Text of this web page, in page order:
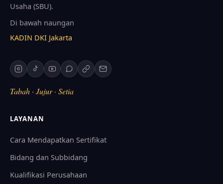
Usaha (SBU).
Di bawah naungan
KADIN DKI Jakarta
Tabah · Jujur · Setia
LAYANAN
Cara Mendapatkan Sertifikat
Bidang dan Subbidang
Kualifikasi Perusahaan